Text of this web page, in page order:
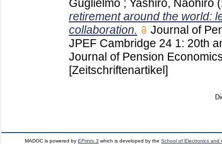
Guglielmo ; Yashiro, Naohiro
retirement around the world:
collaboration.
Journal of
JPEF Cambridge 24 1: 20th
Journal of Pension
[Zeitschriftenartikel]
MADOC is powered byEPrints 3 which is developed by theSchool of Electronics and